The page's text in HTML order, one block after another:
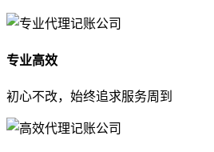
专业高效
初心不改，始终追求服务周到